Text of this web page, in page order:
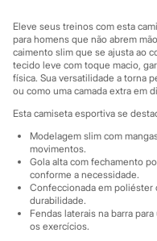
City
Clock House
Mindset
Sawary
Yessica
Moda esportiva
Acessórios
Blusas
Calçados
Leggings
Shorts e Bermudas
Tops
Moda íntima
Calcinhas
Cintas e Modeladores
Eleve seus treinos com esta
para homens que não abrem
caimento slim que se ajusta ao
tecido leve com toque macio,
física. Sua versatilidade a torna
ou como uma camada extra em
Esta camiseta esportiva se
Modelagem slim com
movimentos.
Gola alta com fechamento
conforme a necessidade.
Confeccionada em poliéster
durabilidade.
Fendas laterais na barra
os exercícios.